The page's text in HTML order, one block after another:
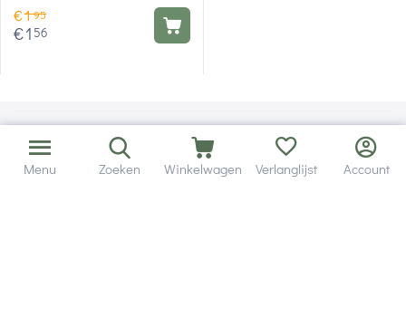
€195
€1 56
Menu Zoeken Winkelwagen Verlanglijst Account